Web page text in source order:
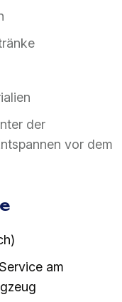
der
vor dem
am